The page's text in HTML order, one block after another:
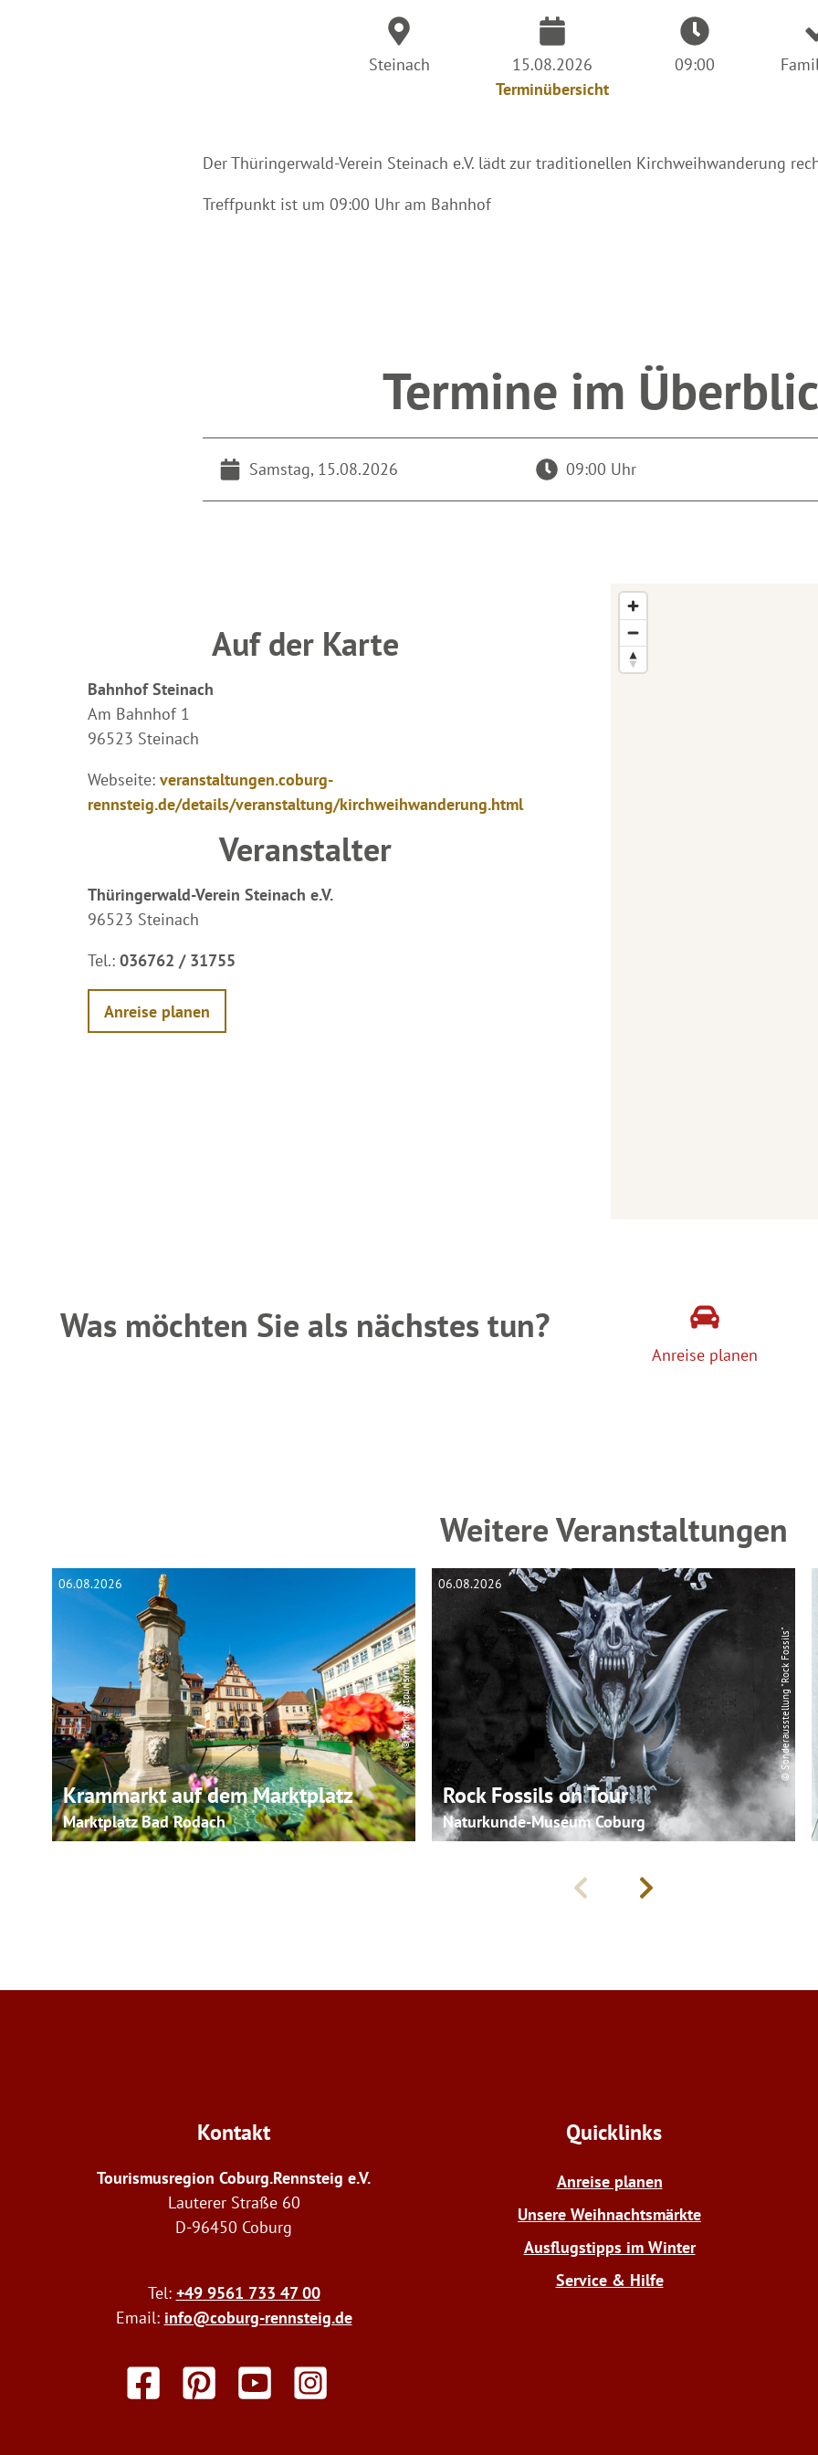
Steinach
15.08.2026
Terminübersicht
09:00
Der Thüringerwald-Verein Steinach e.V. lädt zur traditionellen Kirchweihwanderung
Treffpunkt ist um 09:00 Uhr am Bahnhof
Termine im
Samstag, 15.08.2026 09:00 Uhr
Auf der Karte
Bahnhof Steinach
Am Bahnhof 1
96523 Steinach
Webseite: veranstaltungen.coburg-
rennsteig.de/details/veranstaltung/kirchweihwanderung.html
Veranstalter
Thüringerwald-Verein Steinach e.V.
96523 Steinach
Tel.: 036762 / 31755
Anreise planen
Was möchten Sie als nächstes tun?
Anreise planen
Weitere Veranstaltungen
06.08.2026
Krammarkt auf dem Marktplatz
Marktplatz Bad Rodach
© Frankentourismus
06.08.2026
Rock Fossils on Tour
Naturkunde-Museum Coburg
© Sonderausstellung "Rock Fossils"
Kontakt
Tourismusregion Coburg.Rennsteig e.V.
Lauterer Straße 60
D-96450 Coburg
Tel: +49 9561 733 47 00
Email: info@coburg-rennsteig.de
F
a
P
i
Y
o
I
n
Quicklinks
Anreise planen
Unsere Weihnachtsmärkte
Ausflugstipps im Winter
Service & Hilfe